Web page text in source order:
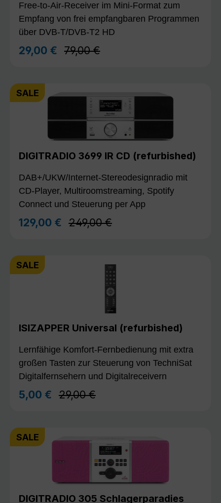
Free-to-Air-Receiver im Mini-Format zum
Empfang von frei empfangbaren Programmen
über DVB-T/DVB-T2 HD
Verkaufspreis:
29,00 € Regulärer Preis:
79,00 €
SALE
DIGITRADIO 3699 IR CD (refurbished)
DAB+/UKW/Internet-Stereodesignradio mit
CD-Player, Multiroomstreaming, Spotify
Connect und Steuerung per App
Verkaufspreis:
129,00 € Regulärer Preis:
249,00 €
SALE
ISIZAPPER Universal (refurbished)
Lernfähige Komfort-Fernbedienung mit extra
großen Tasten zur Steuerung von TechniSat
Digitalfernsehern und Digitalreceivern
Verkaufspreis:
5,00 € Regulärer Preis:
29,00 €
SALE
DIGITRADIO 305 Schlagerparadies